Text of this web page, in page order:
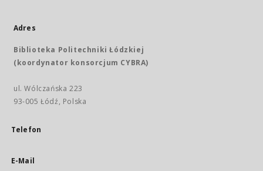
Adres
Biblioteka Politechniki Łódzkiej
(koordynator konsorcjum CYBRA)
ul. Wólczańska 223
93-005 Łódź, Polska
Telefon
E-Mail